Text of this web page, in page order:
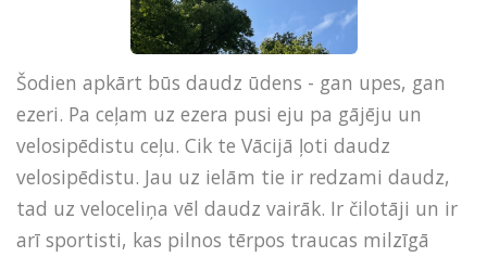
Šodien apkārt būs daudz ūdens - gan upes, gan
ezeri. Pa ceļam uz ezera pusi eju pa gājēju un
velosipēdistu ceļu. Cik te Vācijā ļoti daudz
velosipēdistu. Jau uz ielām tie ir redzami daudz,
tad uz veloceliņa vēl daudz vairāk. Ir čilotāji un ir
arī sportisti, kas pilnos tērpos traucas milzīgā